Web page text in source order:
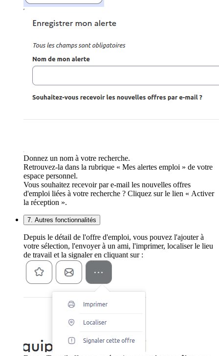
Donnez un nom à votre recherche.
Retrouvez-la dans la rubrique « Mes alertes emploi » de votre
espace personnel.
Vous souhaitez recevoir par e-mail les nouvelles offres
d'emploi liées à votre recherche ? Cliquez sur le lien « Activer
la réception ».
7. Autres fonctionnalités
Depuis le détail de l'offre d'emploi, vous pouvez l'ajouter à
votre sélection, l'envoyer à un ami, l'imprimer, localiser le lieu
de travail et la signaler en cliquant sur :